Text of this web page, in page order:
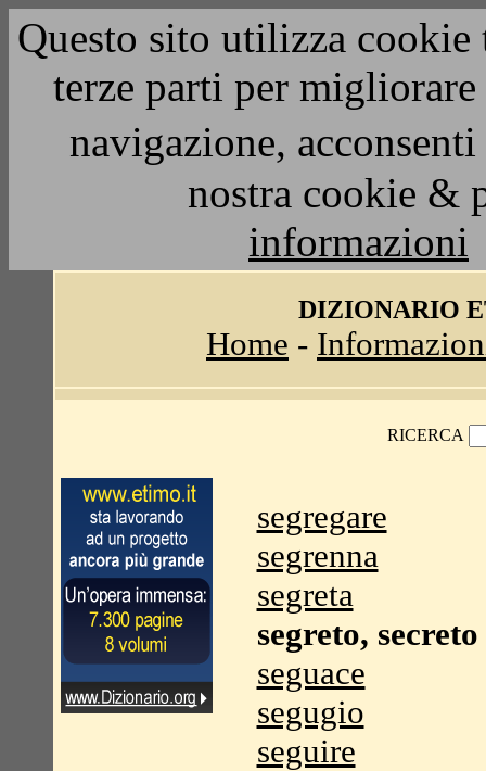
Questo sito utilizza
terze parti per
navigazione,
nostra cookie &
informazioni
DIZIONARIO
Home -
RICERCA
segregare
segrenna
segreta
segreto, secreto
seguace
segugio
seguire